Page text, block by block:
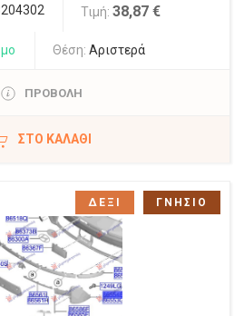
Τιμή: 38,87 €
Θέση: Αριστερά
ΠΡΟΒΟΛΗ
ΣΤΟ ΚΑΛΆΘΙ
ΔΕΞΙ ΓΝΗΣΙΟ